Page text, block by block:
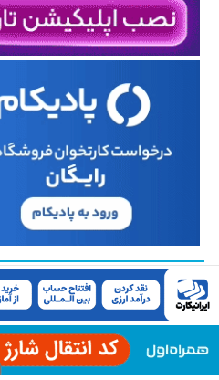
ارسال دیدگاه
نام و نام خانوادگی *